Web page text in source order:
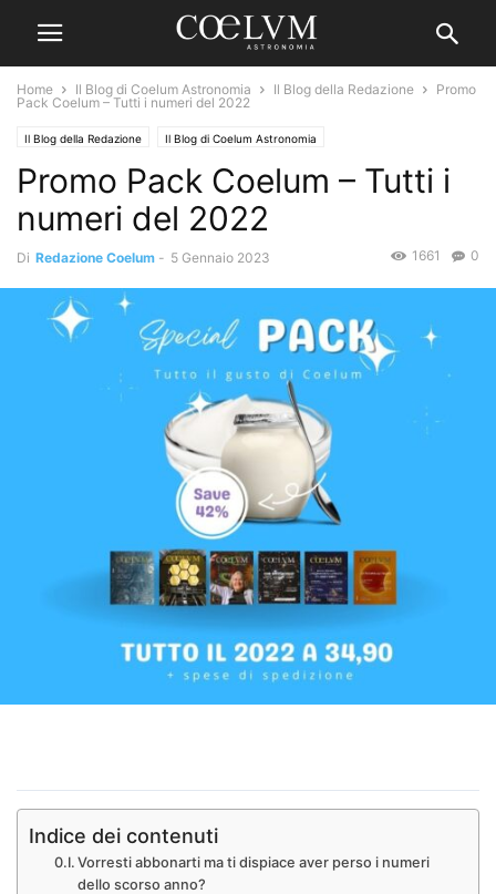
Home Il Blog di Coelum Astronomia Il Blog della Redazione
Promo
Pack Coelum – Tutti i numeri del 2022
Il Blog della Redazione Il Blog di Coelum Astronomia
Promo Pack Coelum – Tutti i
numeri del 2022
Di Redazione Coelum - 5 Gennaio 2023 0
1661
Indice dei contenuti
Vorresti abbonarti ma ti dispiace aver perso i numeri
dello scorso anno?